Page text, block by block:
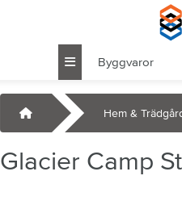
Byggvaror
Startsida Hem &
Glacier Camp